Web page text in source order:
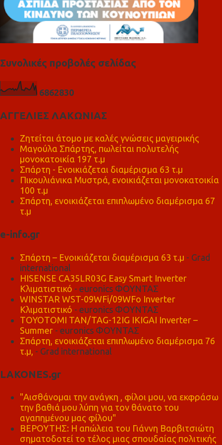
Συνολικές προβολές σελίδας
6862830
ΑΓΓΕΛΙΕΣ ΛΑΚΩΝΙΑΣ
Ζητείται άτομο με καλές γνώσεις μαγειρικής
Μαγούλα Σπάρτης, πωλείται πολυτελής
μονοκατοικία 197 τ.μ
Σπάρτη - Ενοικιάζεται διαμέρισμα 63 τ.μ
Πικουλιάνικα Μυστρά, ενοικιάζεται μονοκατοικία
100 τ.μ
Σπάρτη, ενοικιάζεται επιπλωμένο διαμέρισμα 67
τ.μ
e-info.gr
Σπάρτη – Ενοικιάζεται διαμέρισμα 63 τ.μ - Grad
international
HISENSE CA35LR03G Easy Smart Inverter
Κλιματιστικό - euronics ΦΟΥΝΤΑΣ
WINSTAR WST-09WFi/09WFo Inverter
Κλιματιστικό - euronics ΦΟΥΝΤΑΣ
TOYOTOMI TAN/TAG-12IG IKIGAI Inverter –
Summer - euronics ΦΟΥΝΤΑΣ
Σπάρτη, ενοικιάζεται επιπλωμένο διαμέρισμα 76
τ.μ, - Grad international
LAKONES.gr
"Αισθάνομαι την ανάγκη , φίλοι μου, να εκφράσω
την βαθιά μου λύπη για τον θάνατο του
αγαπημένου μας φίλου"
ΒΕΡΟΥΤΗΣ: Η απώλεια του Γιάννη Βαρβιτσιώτη
σηματοδοτεί το τέλος μιας σπουδαίας πολιτικής